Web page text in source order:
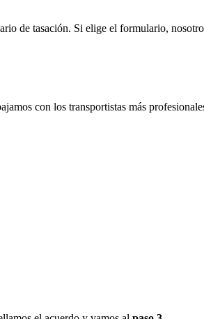
de tasación. Si elige el formulario,
con los transportistas más